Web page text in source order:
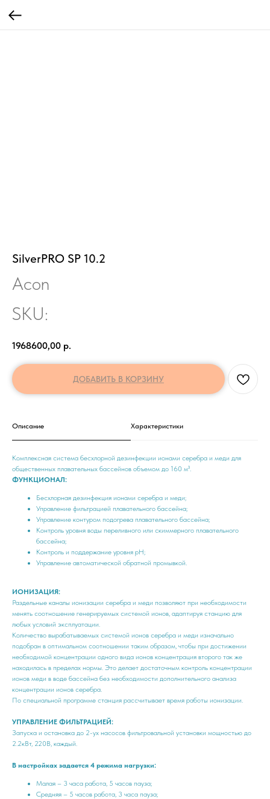
SilverPRO SP 10.2
Acon
SKU:
1968600,00 р.
ДОБАВИТЬ В КОРЗИНУ
Описание Характеристики
Комплексная система беcхлорной дезинфекции ионами серебра и меди для
общественных плавательных бассейнов объемом до 160 м³.
ФУНКЦИОНАЛ:
Бесхлорная дезинфекция ионами серебра и меди;
Управление фильтрацией плавательного бассейна;
Управление контуром подогрева плавательного бассейна;
Контроль уровня воды переливного или скиммерного плавательного
бассейна;
Контроль и поддержание уровня pH;
Управление автоматической обратной промывкой.
ИОНИЗАЦИЯ:
Раздельные каналы ионизации серебра и меди позволяют при необходимости
менять соотношение генерируемых системой ионов, адаптируя станцию для
любых условий эксплуатации.
Количество вырабатываемых системой ионов серебра и меди изначально
подобран в оптимальном соотношении таким образом, чтобы при достижении
необходимой концентрации одного вида ионов концентрация второго так же
находилась в пределах нормы. Это делает достаточным контроль концентрации
ионов меди в воде бассейна без необходимости дополнительного анализа
концентрации ионов серебра.
По специальной программе станция рассчитывает время работы ионизации.
УПРАВЛЕНИЕ ФИЛЬТРАЦИЕЙ:
Запуска и остановка до 2-ух насосов фильтровальной установки мощностью до
2.2кВт, 220В, каждый.
В настройках задается 4 режима нагрузки:
Малая – 3 часа работа, 5 часов пауза;
Средняя – 5 часов работа, 3 часа пауза;